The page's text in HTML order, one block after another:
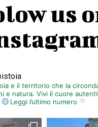
us
e il territorio che la
e natura. Vivi il cuore
Leggi l’ultimo numero